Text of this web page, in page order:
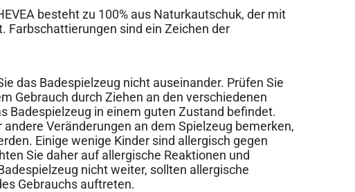
besteht zu 100% aus Naturkautschuk, der mit
Farbschattierungen sind ein Zeichen der
das Badespielzeug nicht auseinander. Prüfen Sie
Gebrauch durch Ziehen an den verschiedenen
Badespielzeug in einem guten Zustand befindet.
andere Veränderungen an dem Spielzeug bemerken,
Einige wenige Kinder sind allergisch gegen
Sie daher auf allergische Reaktionen und
nicht weiter, sollten allergische
Gebrauchs auftreten.